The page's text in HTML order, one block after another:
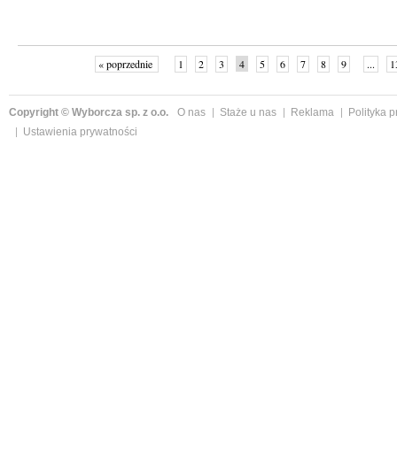
« poprzednie 1 2 3 4 5 6 7 8 9 ...
Copyright © Wyborcza sp. z o.o. O nas Staże u nas Reklama
Polityka
Ustawienia prywatności